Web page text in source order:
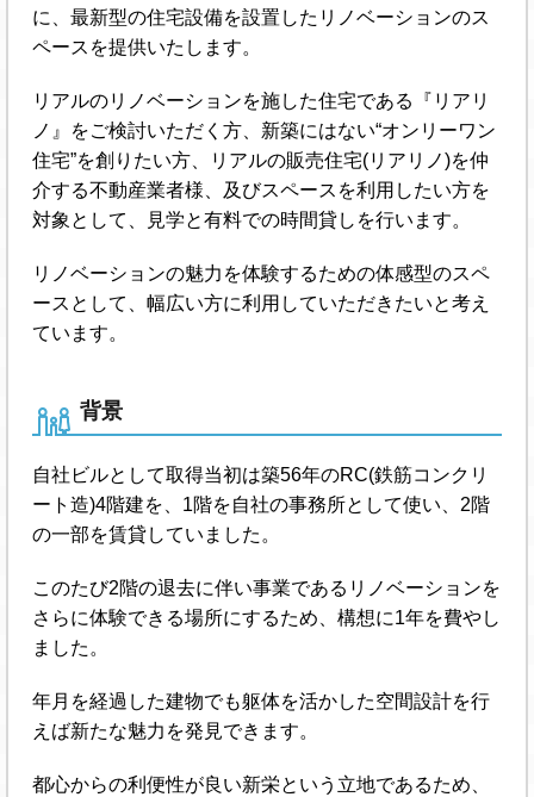
に、最新型の住宅設備を設置したリノベーションのス
ペースを提供いたします。
リアルのリノベーションを施した住宅である『リアリ
ノ』をご検討いただく方、新築にはない“オンリーワン
住宅”を創りたい方、リアルの販売住宅(リアリノ)を仲
介する不動産業者様、及びスペースを利用したい方を
対象として、見学と有料での時間貸しを行います。
リノベーションの魅力を体験するための体感型のスペ
ースとして、幅広い方に利用していただきたいと考え
ています。
背景
自社ビルとして取得当初は築56年のRC(鉄筋コンクリ
ート造)4階建を、1階を自社の事務所として使い、2階
の一部を賃貸していました。
このたび2階の退去に伴い事業であるリノベーションを
さらに体験できる場所にするため、構想に1年を費やし
ました。
年月を経過した建物でも躯体を活かした空間設計を行
えば新たな魅力を発見できます。
都心からの利便性が良い新栄という立地であるため、